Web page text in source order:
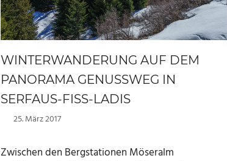
WINTERWANDERUNG AUF DEM
PANORAMA GENUSSWEG IN
SERFAUS-FISS-LADIS
25. März 2017
Zwischen den Bergstationen Möseralm